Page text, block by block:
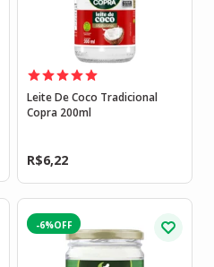
Leite De Coco Tradicional
Copra 200ml
R$6,22
-6%